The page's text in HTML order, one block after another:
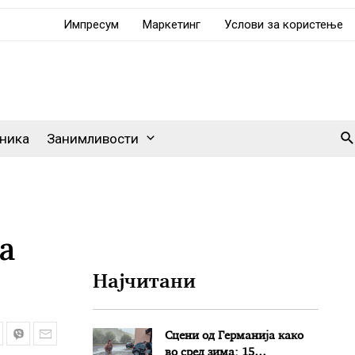
Импресум Маркетинг Услови за користење
Занимливости
Најчитани
Сцени од Германија како
во сред зима: 15